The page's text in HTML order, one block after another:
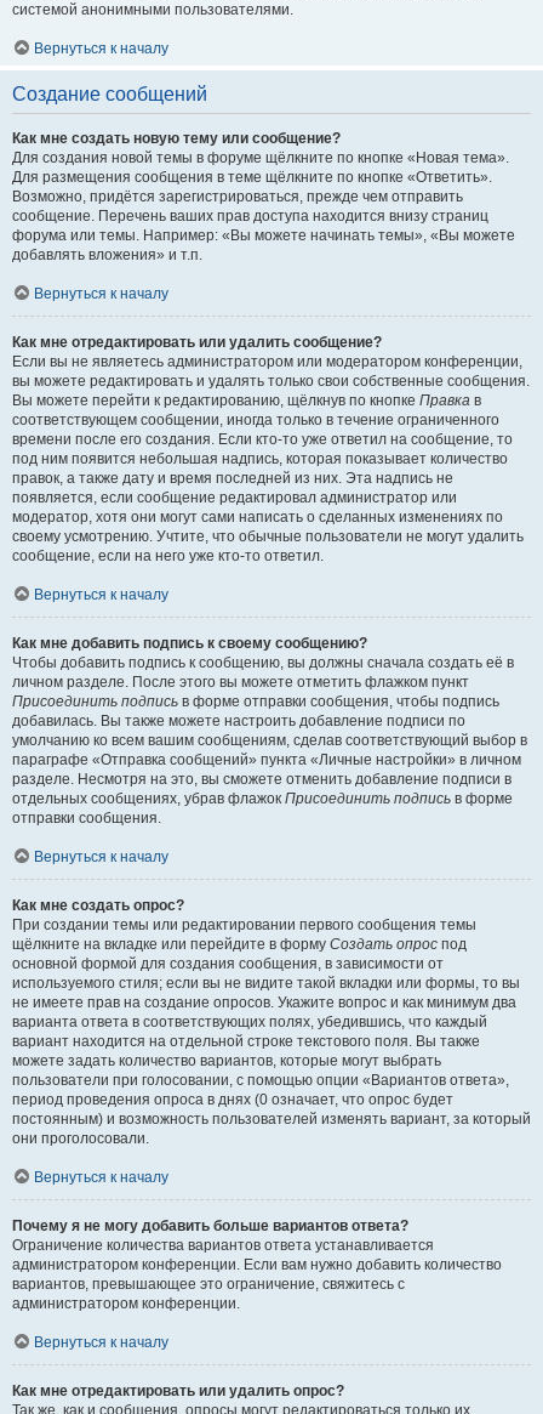
системой анонимными пользователями.
Вернуться к началу
Создание сообщений
Как мне создать новую тему или сообщение?
Для создания новой темы в форуме щёлкните по кнопке «Новая тема».
Для размещения сообщения в теме щёлкните по кнопке «Ответить».
Возможно, придётся зарегистрироваться, прежде чем отправить
сообщение. Перечень ваших прав доступа находится внизу страниц
форума или темы. Например: «Вы можете начинать темы», «Вы можете
добавлять вложения» и т.п.
Вернуться к началу
Как мне отредактировать или удалить сообщение?
Если вы не являетесь администратором или модератором конференции,
вы можете редактировать и удалять только свои собственные сообщения.
Вы можете перейти к редактированию, щёлкнув по кнопке Правка в
соответствующем сообщении, иногда только в течение ограниченного
времени после его создания. Если кто-то уже ответил на сообщение, то
под ним появится небольшая надпись, которая показывает количество
правок, а также дату и время последней из них. Эта надпись не
появляется, если сообщение редактировал администратор или
модератор, хотя они могут сами написать о сделанных изменениях по
своему усмотрению. Учтите, что обычные пользователи не могут удалить
сообщение, если на него уже кто-то ответил.
Вернуться к началу
Как мне добавить подпись к своему сообщению?
Чтобы добавить подпись к сообщению, вы должны сначала создать её в
личном разделе. После этого вы можете отметить флажком пункт
Присоединить подпись в форме отправки сообщения, чтобы подпись
добавилась. Вы также можете настроить добавление подписи по
умолчанию ко всем вашим сообщениям, сделав соответствующий выбор в
параграфе «Отправка сообщений» пункта «Личные настройки» в личном
разделе. Несмотря на это, вы сможете отменить добавление подписи в
отдельных сообщениях, убрав флажок Присоединить подпись в форме
отправки сообщения.
Вернуться к началу
Как мне создать опрос?
При создании темы или редактировании первого сообщения темы
щёлкните на вкладке или перейдите в форму Создать опрос под
основной формой для создания сообщения, в зависимости от
используемого стиля; если вы не видите такой вкладки или формы, то вы
не имеете прав на создание опросов. Укажите вопрос и как минимум два
варианта ответа в соответствующих полях, убедившись, что каждый
вариант находится на отдельной строке текстового поля. Вы также
можете задать количество вариантов, которые могут выбрать
пользователи при голосовании, с помощью опции «Вариантов ответа»,
период проведения опроса в днях (0 означает, что опрос будет
постоянным) и возможность пользователей изменять вариант, за который
они проголосовали.
Вернуться к началу
Почему я не могу добавить больше вариантов ответа?
Ограничение количества вариантов ответа устанавливается
администратором конференции. Если вам нужно добавить количество
вариантов, превышающее это ограничение, свяжитесь с
администратором конференции.
Вернуться к началу
Как мне отредактировать или удалить опрос?
Так же, как и сообщения, опросы могут редактироваться только их